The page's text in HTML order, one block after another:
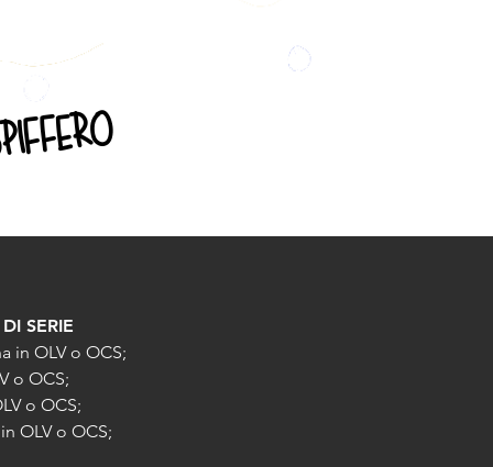
SERIE
in OLV o OCS;
o OCS;
o OCS;
OLV o OCS;